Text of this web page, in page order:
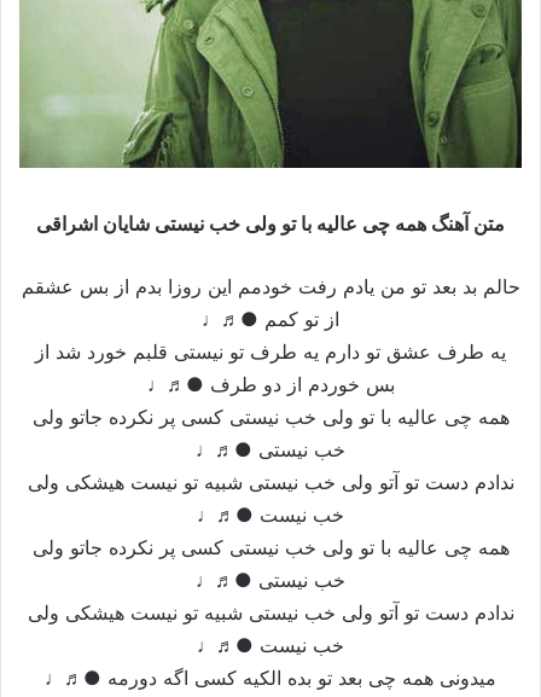
متن آهنگ همه چی عالیه با تو ولی خب نیستی شایان اشراقی
حالم بد بعد تو من یادم رفت خودمم این روزا بدم از بس عشقم
از تو کمم ●♬♩
یه طرف عشق تو دارم یه طرف تو نیستی قلبم خورد شد از
بس خوردم از دو طرف ●♬♩
همه چی عالیه با تو ولی خب نیستی کسی پر نکرده جاتو ولی
خب نیستی ●♬♩
ندادم دست تو آتو ولی خب نیستی شبیه تو نیست هیشکی ولی
خب نیست ●♬♩
همه چی عالیه با تو ولی خب نیستی کسی پر نکرده جاتو ولی
خب نیستی ●♬♩
ندادم دست تو آتو ولی خب نیستی شبیه تو نیست هیشکی ولی
خب نیست ●♬♩
میدونی همه چی بعد تو بده الکیه کسی اگه دورمه ●♬♩